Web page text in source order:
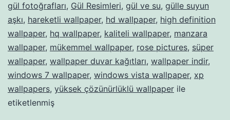
gül fotoğrafları, Gül Resimleri, gül ve su, gülle suyun
aşkı, hareketli wallpaper, hd wallpaper, high definition
wallpaper, hq wallpaper, kaliteli wallpaper, manzara
wallpaper, mükemmel wallpaper, rose pictures, süper
wallpaper, wallpaper duvar kağıtları, wallpaper indir,
windows 7 wallpaper, windows vista wallpaper, xp
wallpapers, yüksek çözünürlüklü wallpaper ile
etiketlenmiş